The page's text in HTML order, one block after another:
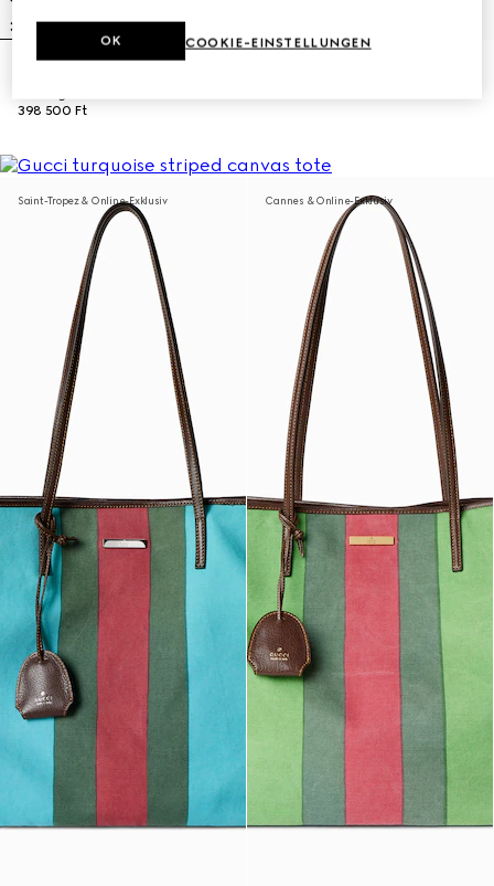
398 500 Ft
Saint-Tropez & Online-Exklusiv Cannes & Online-Exklusiv
COOKIE-EINSTELLUNGEN
OK